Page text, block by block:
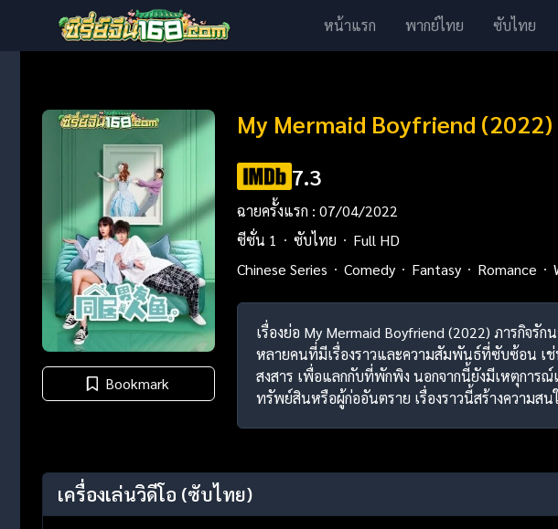
หน้าแรก พากย์ไทย ซับไทย
Bookmark
My Mermaid Boyfriend
7.3
ฉายครั้งแรก : 07/04/2022
ซีซั่น 1
ซับไทย
Full HD
Chinese Series
Comedy Fantasy Romance
เรื่องย่อ My Mermaid Boyfriend (2022) ภารกิจรั
หลายคนที่มีเรื่องราวและความสัมพันธ์ที่ซับซ้อน เ
สงสาร เพื่อแลกกับที่พักพิง นอกจากนี้ยังมีเหตุการ
ทรัพย์สินหรือผู้ก่ออันตราย เรื่องราวนี้สร้างความ
เครื่องเล่นวิดีโอ (ซับไทย)